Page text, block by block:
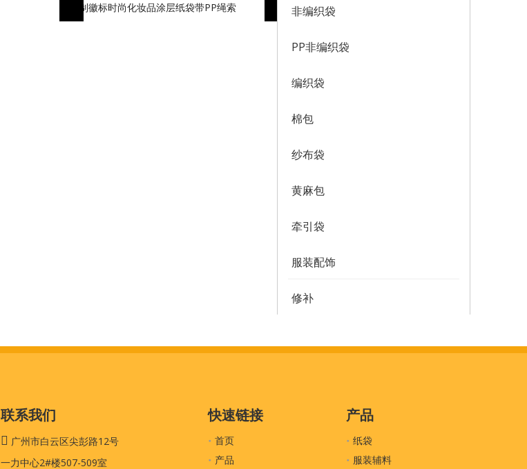
定制徽标时尚化妆品涂层纸袋带PP绳索 非编织袋
PP非编织袋
编织袋
棉包
纱布袋
黄麻包
牵引袋
服装配饰
修补
联系我们
 广州市白云区尖彭路12号
一力中心2#楼507-509室
快速链接
首页
产品
产品
纸袋
服装辅料